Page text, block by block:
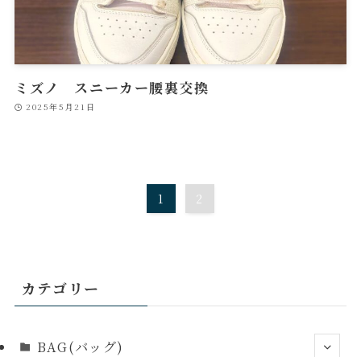
ミズノ スニーカー腰裏交換
2025年5月21日
1 2
カテゴリー
BAG(バッグ)